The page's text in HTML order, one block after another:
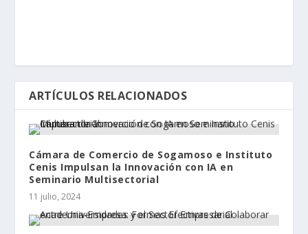
ARTÍCULOS RELACIONADOS
Cámara de Comercio de Sogamoso e Instituto
Cenis Impulsan la Innovación con IA en
Seminario Multisectorial
11 julio, 2024